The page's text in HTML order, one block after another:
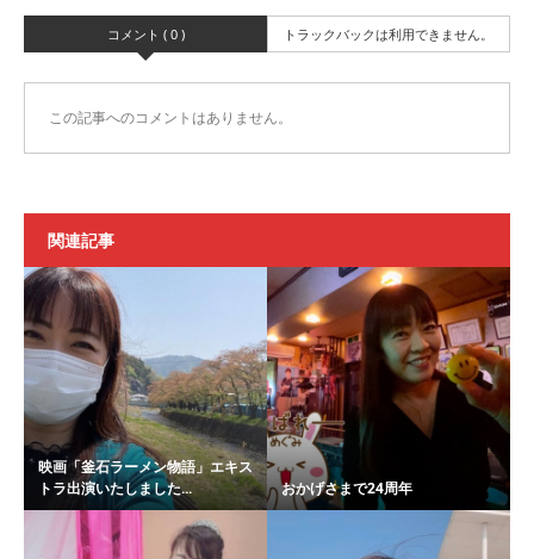
コメント ( 0 ) トラックバックは利用できません。
この記事へのコメントはありません。
関連記事
映画「釜石ラーメン物語」エキス
トラ出演いたしました...
おかげさまで24周年